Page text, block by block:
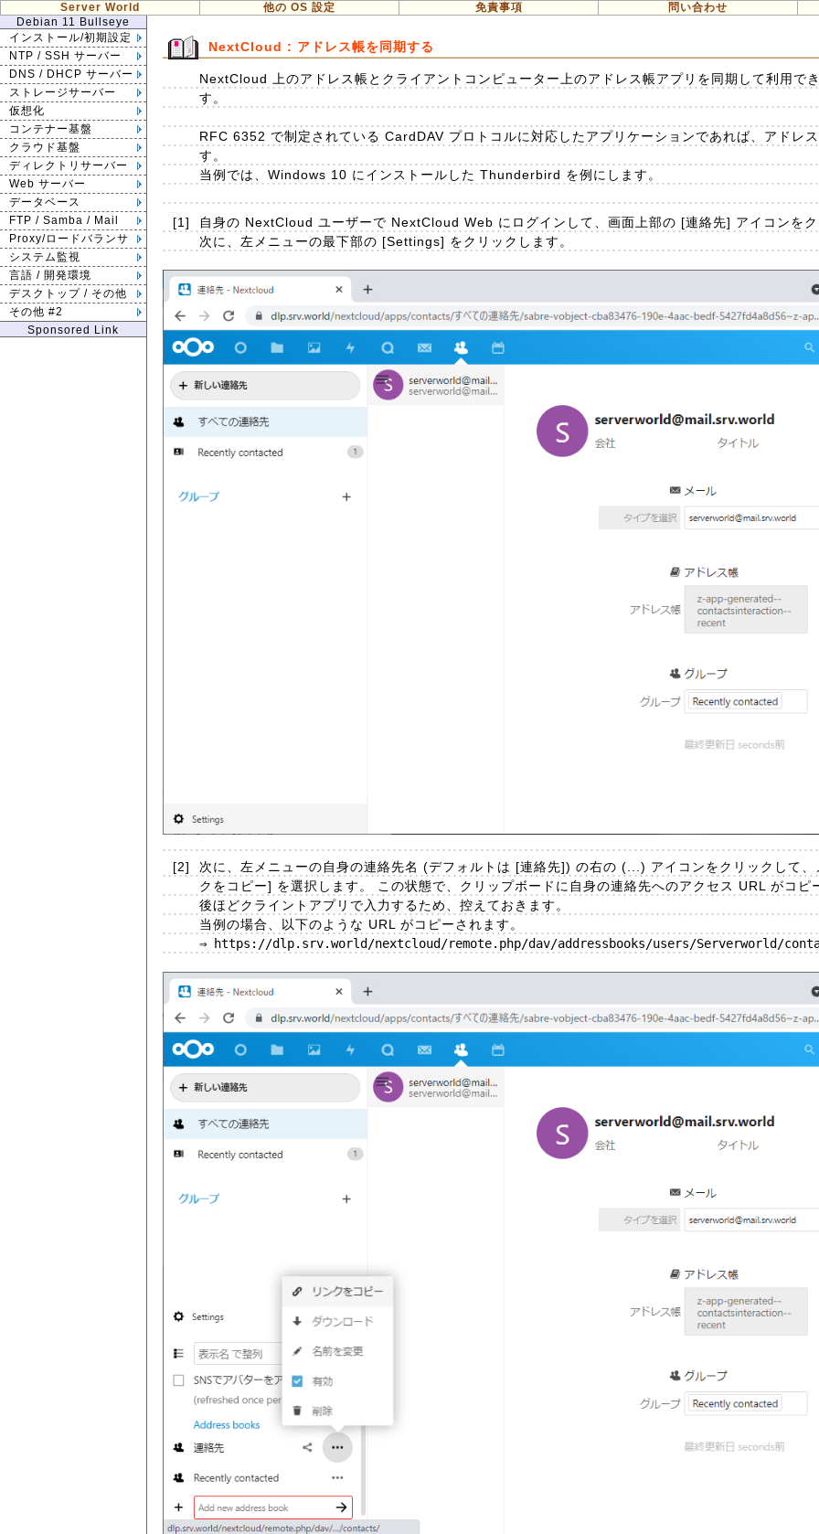
Server World 他の OS 設定 免責事項
問い合わせ
Debian 11 Bullseye
インストール/初期設定
NTP / SSH サーバー
DNS / DHCP サーバー
ストレージサーバー
仮想化
コンテナー基盤
クラウド基盤
ディレクトリサーバー
Web サーバー
データベース
FTP / Samba / Mail
Proxy/ロードバランサ
システム監視
言語 / 開発環境
デスクトップ / その他
その他 #2
Sponsored Link
NextCloud : アドレス帳を同期する
NextCloud 上のアドレス帳とクライアントコンピューター上のアドレス帳アプリを同期して利用で
す。
RFC 6352 で制定されている CardDAV プロトコルに対応したアプリケーションであれば、アドレ
す。
当例では、Windows 10 にインストールした Thunderbird を例にします。
[1]
自身の NextCloud ユーザーで NextCloud Web にログインして、画面上部の [連絡先] アイコンを
次に、左メニューの最下部の [Settings] をクリックします。
[2]
次に、左メニューの自身の連絡先名 (デフォルトは [連絡先]) の右の (...) アイコンをクリックして
クをコピー] を選択します。 この状態で、クリップボードに自身の連絡先へのアクセス URL がコピ
後ほどクライントアプリで入力するため、控えておきます。
当例の場合、以下のような URL がコピーされます。